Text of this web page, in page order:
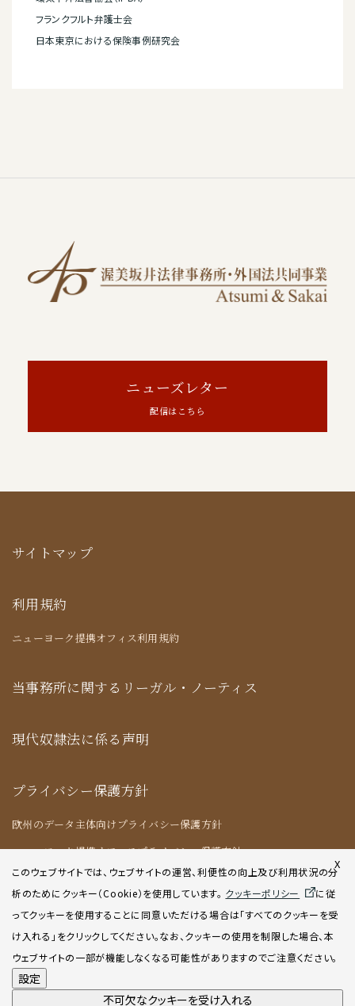
フランクフルト弁護士会
日本東京における保険事例研究会
ニューズレター
配信はこちら
サイトマップ
利用規約
ニューヨーク提携オフィス利用規約
当事務所に関するリーガル・ノーティス
現代奴隷法に係る声明
プライバシー保護方針
欧州のデータ主体向けプライバシー保護方針
ニューヨーク提携オフィスプライバシー保護方針
クッキーポリシー
AIポリシー
X
このウェブサイトでは、ウェブサイトの運営、利便性の向上及び利用状況の分
析のためにクッキー（Cookie）を使用しています。 クッキーポリシー
に従
ってクッキーを使用することに同意いただける場合は「すべてのクッキーを受
け入れる」をクリックしてください。なお、クッキーの使用を制限した場合、本
ウェブサイトの一部が機能しなくなる可能性がありますのでご注意ください。
設定
不可欠なクッキーを受け入れる